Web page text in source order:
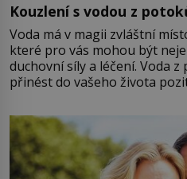
Kouzlení s vodou z
Voda má v magii zvláštní
které pro vás mohou být
duchovní síly a léčení. Voda
přinést do vašeho života
můžete obohatit své rituály a
větší harmonii a klid. Je